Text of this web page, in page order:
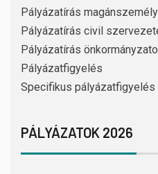
Pályázatírás
Pályázatírás civil
Pályázatírás
Pályázatfigyelés
Specifikus pályázatfigyelés
PÁLYÁZATOK 2026